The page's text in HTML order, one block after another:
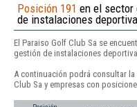
Posición 191 en el sector
de instalaciones
El Paraiso Golf Club Sa se
gestión de instalaciones
A continuación podrá consultar
Club Sa y empresas con